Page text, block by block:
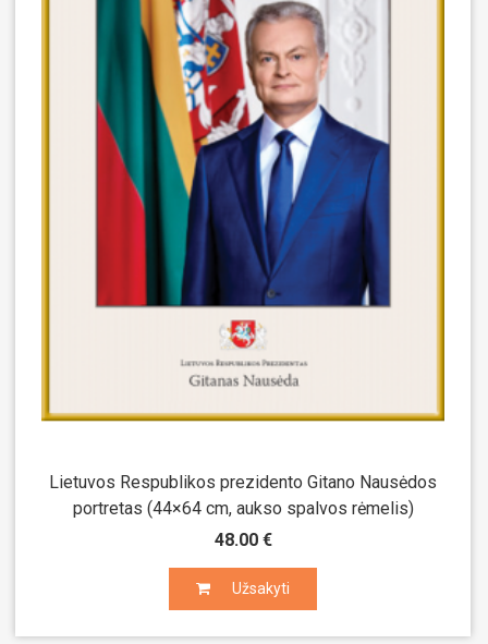
Lietuvos Respublikos prezidento Gitano Nausėdos
portretas (44×64 cm, aukso spalvos rėmelis)
48.00 €
Užsakyti
Užsakyti